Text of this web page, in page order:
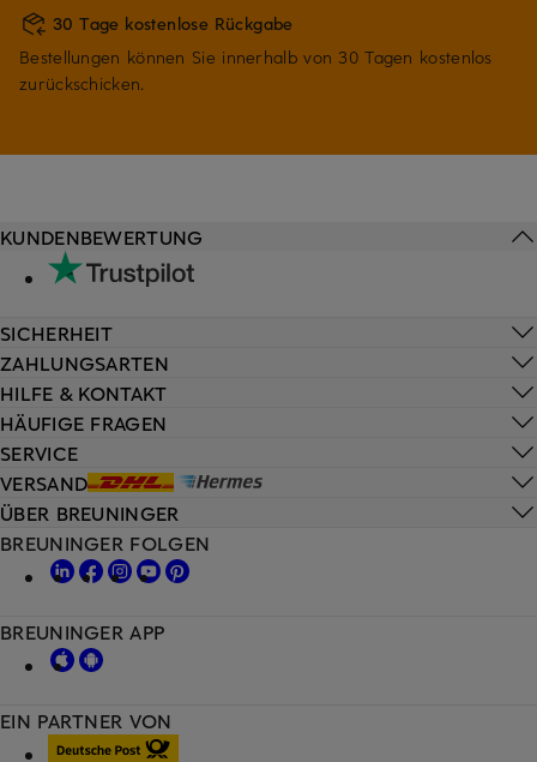
30 Tage kostenlose Rückgabe
Bestellungen können Sie innerhalb von 30 Tagen kostenlos
zurückschicken.
HILFE & KONTAKT
HÄUFIGE FRAGEN
SERVICE
VERSAND
KUNDENBEWERTUNG
SICHERHEIT
ZAHLUNGSARTEN
ÜBER BREUNINGER
EIN PARTNER VON
BREUNINGER FOLGEN
BREUNINGER APP